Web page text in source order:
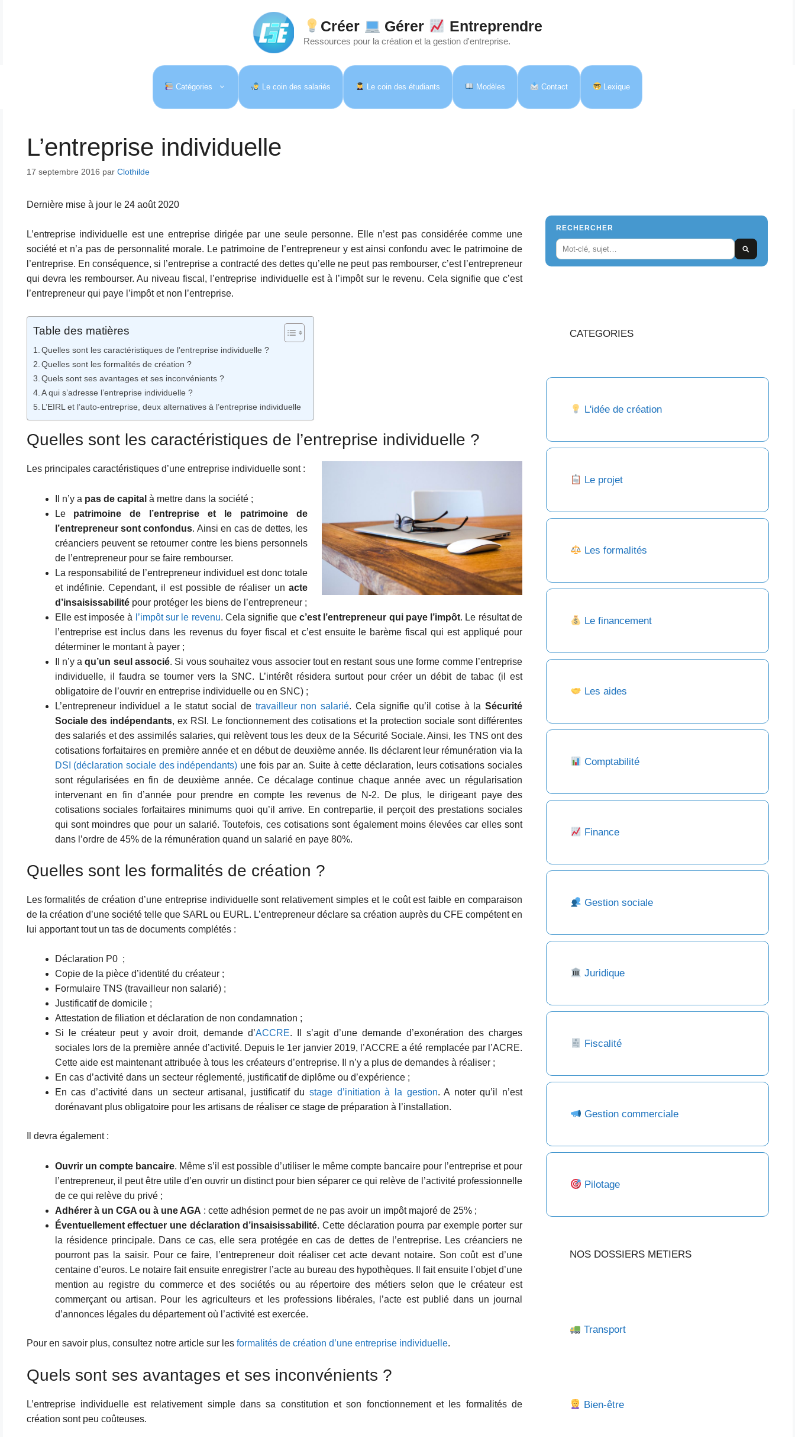
Créer Gérer Entreprendre
Ressources pour la création et la gestion d'entreprise.
Catégories Le coin des salariés Le coin des étudiants Modèles Contact Lexique
L’entreprise individuelle
17 septembre 2016 par Clothilde
Dernière mise à jour le 24 août 2020
L’entreprise individuelle est une entreprise dirigée par une seule personne. Elle n’est pas considérée comme une
société et n’a pas de personnalité morale. Le patrimoine de l’entrepreneur y est ainsi confondu avec le patrimoine de
l’entreprise. En conséquence, si l’entreprise a contracté des dettes qu’elle ne peut pas rembourser, c’est l’entrepreneur
qui devra les rembourser. Au niveau fiscal, l’entreprise individuelle est à l’impôt sur le revenu. Cela signifie que c’est
l’entrepreneur qui paye l’impôt et non l’entreprise.
Table des matières
Quelles sont les caractéristiques de l’entreprise individuelle ?
Quelles sont les formalités de création ?
Quels sont ses avantages et ses inconvénients ?
A qui s’adresse l’entreprise individuelle ?
L’EIRL et l’auto-entreprise, deux alternatives à l’entreprise individuelle
Quelles sont les caractéristiques de l’entreprise individuelle ?
Les principales caractéristiques d’une entreprise individuelle sont :
Il n’y a pas de capital à mettre dans la société ;
Le patrimoine de l’entreprise et le patrimoine de
l’entrepreneur sont confondus. Ainsi en cas de dettes, les
créanciers peuvent se retourner contre les biens personnels
de l’entrepreneur pour se faire rembourser.
La responsabilité de l’entrepreneur individuel est donc totale
et indéfinie. Cependant, il est possible de réaliser un acte
d’insaisissabilitépour protéger les biens de l’entrepreneur ;
Elle est imposée à
l’impôt sur le revenu. Cela signifie que c’est l’entrepreneur qui paye l’impôt. Le résultat de
l’entreprise est inclus dans les revenus du foyer fiscal et c’est ensuite le barème fiscal qui est appliqué pour
déterminer le montant à payer ;
Il n’y aqu’un seul associé. Si vous souhaitez vous associer tout en restant sous une forme comme l’entreprise
individuelle, il faudra se tourner vers la SNC. L’intérêt résidera surtout pour créer un débit de tabac (il est
obligatoire de l’ouvrir en entreprise individuelle ou en SNC) ;
L’entrepreneur individuel a le statut social de travailleur non salarié. Cela signifie qu’il cotise à la Sécurité
Sociale des indépendants, ex RSI. Le fonctionnement des cotisations et la protection sociale sont différentes
des salariés et des assimilés salaries, qui relèvent tous les deux de la Sécurité Sociale. Ainsi, les TNS ont des
cotisations forfaitaires en première année et en début de deuxième année. Ils déclarent leur rémunération via la
DSI (déclaration sociale des indépendants) une fois par an. Suite à cette déclaration, leurs cotisations sociales
sont régularisées en fin de deuxième année. Ce décalage continue chaque année avec un régularisation
intervenant en fin d’année pour prendre en compte les revenus de N-2. De plus, le dirigeant paye des
cotisations sociales forfaitaires minimums quoi qu’il arrive. En contrepartie, il perçoit des prestations sociales
qui sont moindres que pour un salarié. Toutefois, ces cotisations sont également moins élevées car elles sont
dans l’ordre de 45% de la rémunération quand un salarié en paye 80%.
Quelles sont les formalités de création ?
Les formalités de création d’une entreprise individuelle sont relativement simples et le coût est faible en comparaison
de la création d’une société telle que SARL ou EURL. L’entrepreneur déclare sa création auprès du CFE compétent en
lui apportant tout un tas de documents complétés :
Déclaration P0 ;
Copie de la pièce d’identité du créateur ;
Formulaire TNS (travailleur non salarié) ;
Justificatif de domicile ;
Attestation de filiation et déclaration de non condamnation ;
Si le créateur peut y avoir droit, demande d’ACCRE. Il s’agit d’une demande d’exonération des charges
sociales lors de la première année d’activité. Depuis le 1er janvier 2019, l’ACCRE a été remplacée par l’ACRE.
Cette aide est maintenant attribuée à tous les créateurs d’entreprise. Il n’y a plus de demandes à réaliser ;
En cas d’activité dans un secteur réglementé, justificatif de diplôme ou d’expérience ;
En cas d’activité dans un secteur artisanal, justificatif dustage d’initiation à la gestion. A noter qu’il n’est
dorénavant plus obligatoire pour les artisans de réaliser ce stage de préparation à l’installation.
Il devra également :
Ouvrir un compte bancaire. Même s’il est possible d’utiliser le même compte bancaire pour l’entreprise et pour
l’entrepreneur, il peut être utile d’en ouvrir un distinct pour bien séparer ce qui relève de l’activité professionnelle
de ce qui relève du privé ;
Adhérer à un CGA ou à une AGA : cette adhésion permet de ne pas avoir un impôt majoré de 25% ;
Éventuellement effectuer une déclaration d’insaisissabilité. Cette déclaration pourra par exemple porter sur
la résidence principale. Dans ce cas, elle sera protégée en cas de dettes de l’entreprise. Les créanciers ne
pourront pas la saisir. Pour ce faire, l’entrepreneur doit réaliser cet acte devant notaire. Son coût est d’une
centaine d’euros. Le notaire fait ensuite enregistrer l’acte au bureau des hypothèques. Il fait ensuite l’objet d’une
mention au registre du commerce et des sociétés ou au répertoire des métiers selon que le créateur est
commerçant ou artisan. Pour les agriculteurs et les professions libérales, l’acte est publié dans un journal
d’annonces légales du département où l’activité est exercée.
Pour en savoir plus, consultez notre article sur les formalités de création d’une entreprise individuelle.
Quels sont ses avantages et ses inconvénients ?
L’entreprise individuelle est relativement simple dans sa constitution et son fonctionnement et les formalités de
création sont peu coûteuses.
RECHERCHER
CATEGORIES
L'idée de création
Le projet
Les formalités
Le financement
Les aides
Comptabilité
Finance
Gestion sociale
Juridique
Fiscalité
Gestion commerciale
Pilotage
NOS DOSSIERS METIERS
Transport
Bien-être